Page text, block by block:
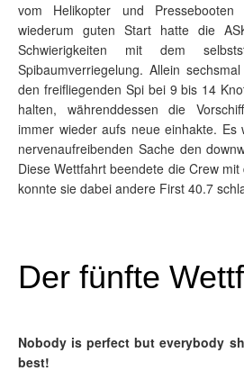
vom Helikopter und
wiederum guten Start hatte die
Schwierigkeiten mit dem
Spibaumverriegelung. Allein
den freifliegenden Spi bei 9 bis 14
halten, währenddessen die
immer wieder aufs neue einhakte. Es
nervenaufreibenden Sache den
Diese Wettfahrt beendete die Crew
konnte sie dabei andere First 40.7
Der fünfte
Nobody is perfect but everybody
best!